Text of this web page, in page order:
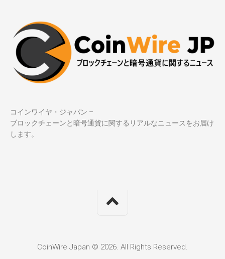
コインワイヤ・ジャパン –
ブロックチェーンと暗号通貨に関するリアルなニュースをお届け
します。
CoinWire Japan © 2026. All Rights Reserved.